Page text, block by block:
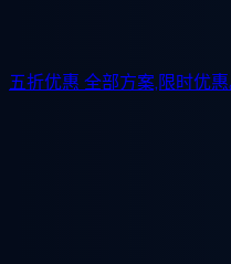
五折优惠 全部方案,限时优